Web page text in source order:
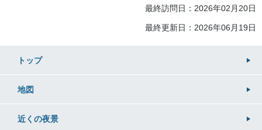
最終訪問日：2026年02月20日
最終更新日：2026年06月19日
トップ
地図
近くの夜景